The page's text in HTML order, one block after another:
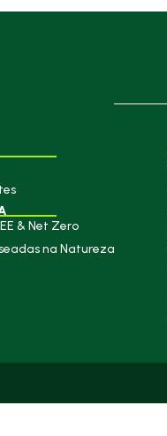
& Net Zero
na Natureza